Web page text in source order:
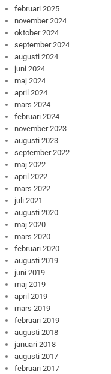
februari 2025
november 2024
oktober 2024
september 2024
augusti 2024
juni 2024
maj 2024
april 2024
mars 2024
februari 2024
november 2023
augusti 2023
september 2022
maj 2022
april 2022
mars 2022
juli 2021
augusti 2020
maj 2020
mars 2020
februari 2020
augusti 2019
juni 2019
maj 2019
april 2019
mars 2019
februari 2019
augusti 2018
januari 2018
augusti 2017
februari 2017